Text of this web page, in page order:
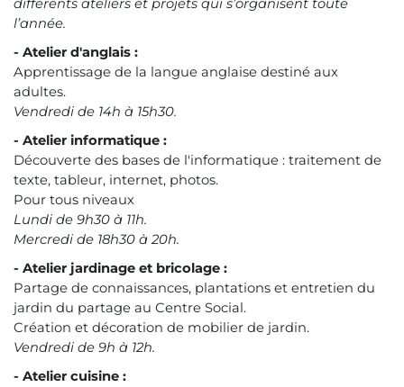
différents ateliers et projets qui s’organisent toute
l’année.
- Atelier d'anglais :
Apprentissage de la langue anglaise destiné aux
adultes.
Vendredi de 14h à 15h30.
- Atelier informatique :
Découverte des bases de l'informatique : traitement de
texte, tableur, internet, photos.
Pour tous niveaux
Lundi de 9h30 à 11h.
Mercredi de 18h30 à 20h.
- Atelier jardinage et bricolage :
Partage de connaissances, plantations et entretien du
jardin du partage au Centre Social.
Création et décoration de mobilier de jardin.
Vendredi de 9h à 12h.
- Atelier cuisine :